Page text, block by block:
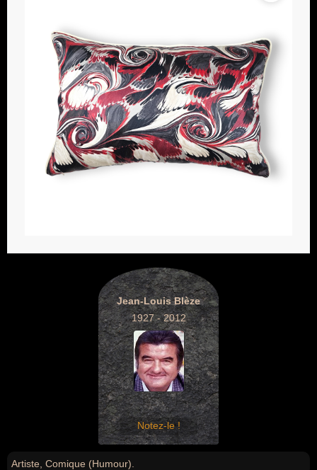
Jean-Louis Blèze
1927 - 2012
Notez-le !
Artiste, Comique (Humour).